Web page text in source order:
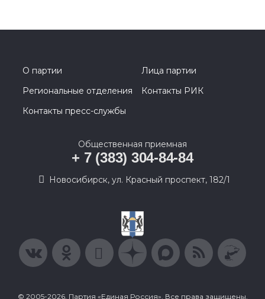
О партии
Лица партии
Региональные отделения
Контакты РИК
Контакты пресс-службы
Общественная приемная
+ 7 (383) 304-84-84
Новосибирск, ул. Красный проспект, 182/1
© 2005-2026, Партия «Единая Россия». Все права защищены.